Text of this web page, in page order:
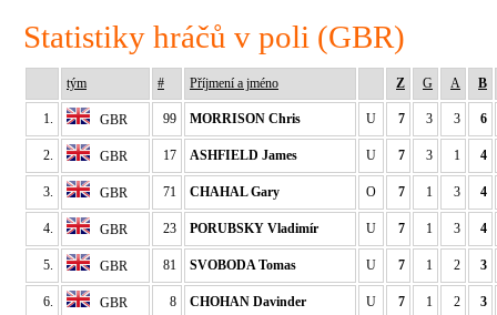
Statistiky hráčů v poli (GBR)
tým # Příjmení a jméno Z G A B
1. GBR 99 MORRISON Chris U 7 3 3 6
2. GBR 17 ASHFIELD James U 7 3 1 4
3. GBR 71 CHAHAL Gary O 7 1 3 4
4. GBR 23 PORUBSKY Vladimír U 7 1 3 4
5. GBR 81 SVOBODA Tomas U 7 1 2 3
6. GBR 8 CHOHAN Davinder U 7 1 2 3